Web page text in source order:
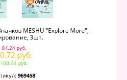
MESHU "Explore More",
3шт.
84.24 руб.
руб.
100.44 руб.
969458